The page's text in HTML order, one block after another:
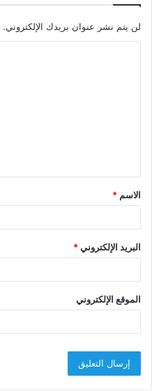
لن يتم نشر عنوان بريدك الإلكتروني.
ق
*
الاسم *
البريد الإلكتروني*
الموقع الإلكتروني